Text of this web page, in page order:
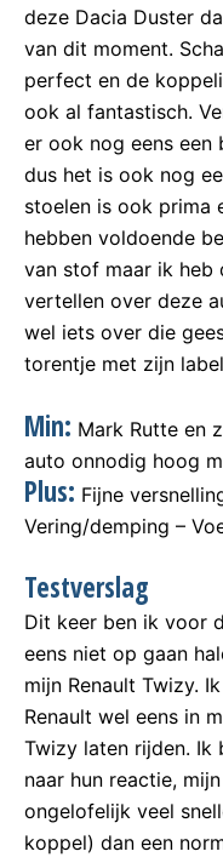
deze Dacia Duster
van dit moment.
perfect en de
ook al fantastisch.
er ook nog eens een
dus het is ook nog
stoelen is ook prima
hebben voldoende
van stof maar ik heb
vertellen over deze
wel iets over die
torentje met zijn
Min: Mark Rutte en
auto onnodig hoog
Plus: Fijne
Vering/demping –
Testverslag
Dit keer ben ik voor
eens niet op gaan
mijn Renault Twizy.
Renault wel eens in
Twizy laten rijden. Ik
naar hun reactie,
ongelofelijk veel
koppel) dan een